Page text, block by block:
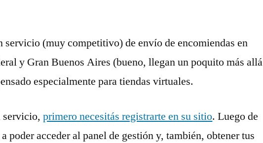
servicio (muy competitivo) de envío de encomiendas en
y Gran Buenos Aires (bueno, llegan un poquito más allá
especialmente para tiendas virtuales.
servicio,primero necesitás registrarte en su sitio. Luego de
poder acceder al panel de gestión y, también, obtener tus